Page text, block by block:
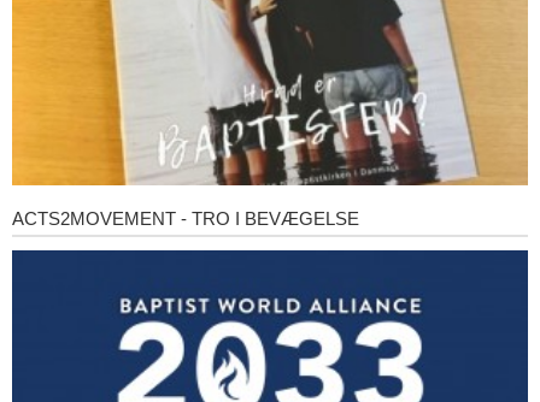
Acts2Movement
ACTS2MOVEMENT - TRO I BEVÆGELSE